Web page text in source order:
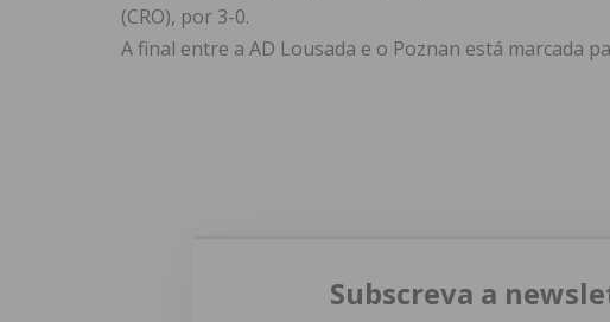
(CRO), por 3-0.
A final entre a AD Lousada e o Poznan está marcada
Subscreva a